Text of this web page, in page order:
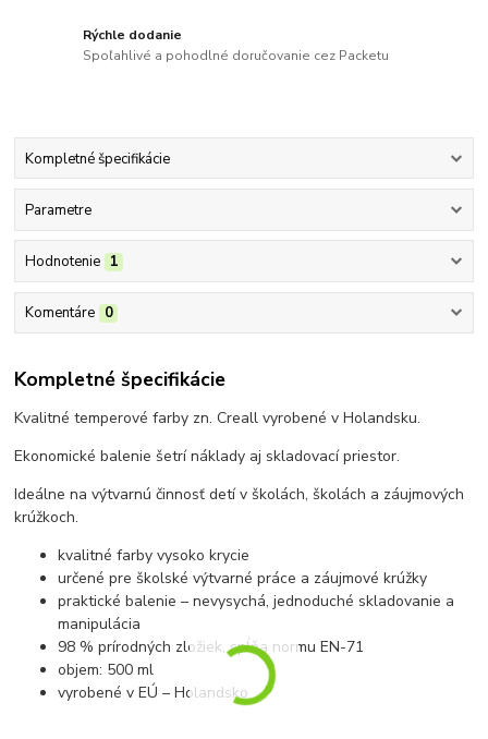
Rýchle dodanie
Spoľahlivé a pohodlné doručovanie cez Packetu
Kompletné špecifikácie
Parametre
Hodnotenie 1
Komentáre 0
Kompletné špecifikácie
Kvalitné temperové farby zn. Creall vyrobené v Holandsku.
Ekonomické balenie šetrí náklady aj skladovací priestor.
Ideálne na výtvarnú činnosť detí v školách, školách a záujmových
krúžkoch.
kvalitné farby vysoko krycie
určené pre školské výtvarné práce a záujmové krúžky
praktické balenie – nevysychá, jednoduché skladovanie a
manipulácia
98 % prírodných zložiek, spĺňa normu EN-71
objem: 500 ml
vyrobené v EÚ – Holandsko